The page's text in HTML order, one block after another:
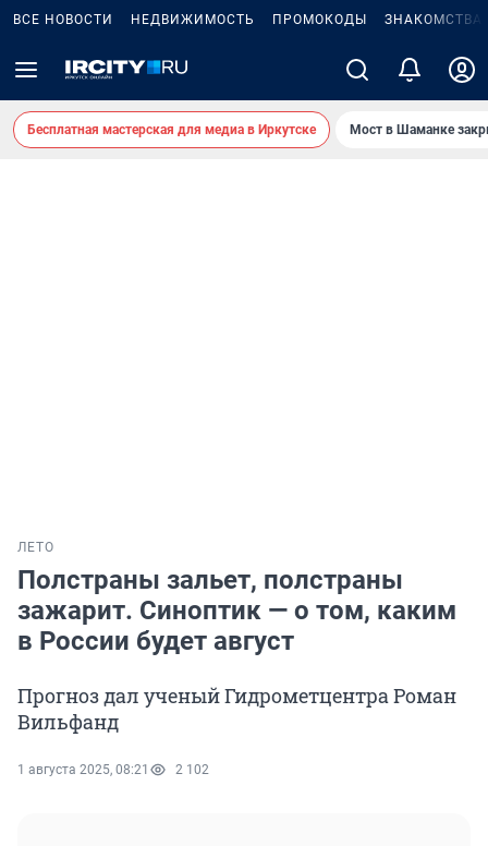
ВСЕ НОВОСТИ НЕДВИЖИМОСТЬ ПРОМОКОДЫ ЗНАКОМСТВА
Бесплатная мастерская для медиа в Иркутске Мост в Шаманке
ЛЕТО
Полстраны зальет, полстраны
зажарит. Синоптик — о том, каким
в России будет август
Прогноз дал ученый Гидрометцентра Роман
Вильфанд
1 августа 2025, 08:21 2 102